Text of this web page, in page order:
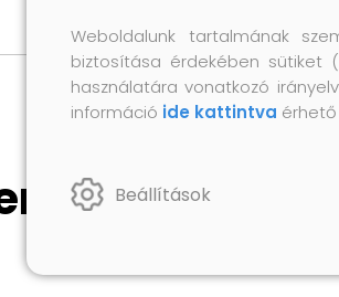
Weboldalunk tartalmának
biztosítása érdekében sütiket
használatára vonatkozó
információ ide kattintva érhető
Beállítások